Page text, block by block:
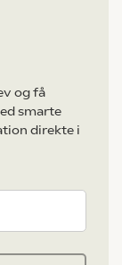
og få
smarte
direkte i